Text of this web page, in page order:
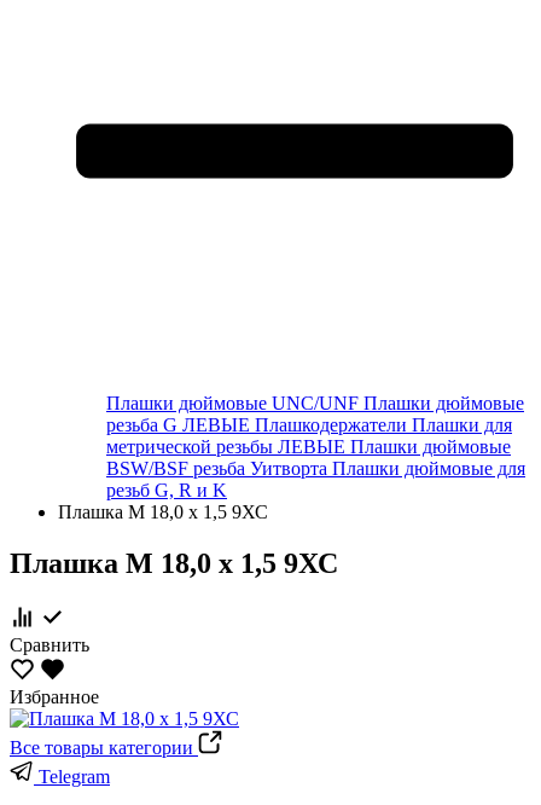
Плашки дюймовые UNC/UNF Плашки дюймовые
резьба G ЛЕВЫЕ Плашкодержатели Плашки для
метрической резьбы ЛЕВЫЕ Плашки дюймовые
BSW/BSF резьба Уитворта Плашки дюймовые для
резьб G, R и K
Плашка М 18,0 х 1,5 9ХС
Плашка М 18,0 х 1,5 9ХС
Сравнить
Избранное
Все товары категории
Telegram